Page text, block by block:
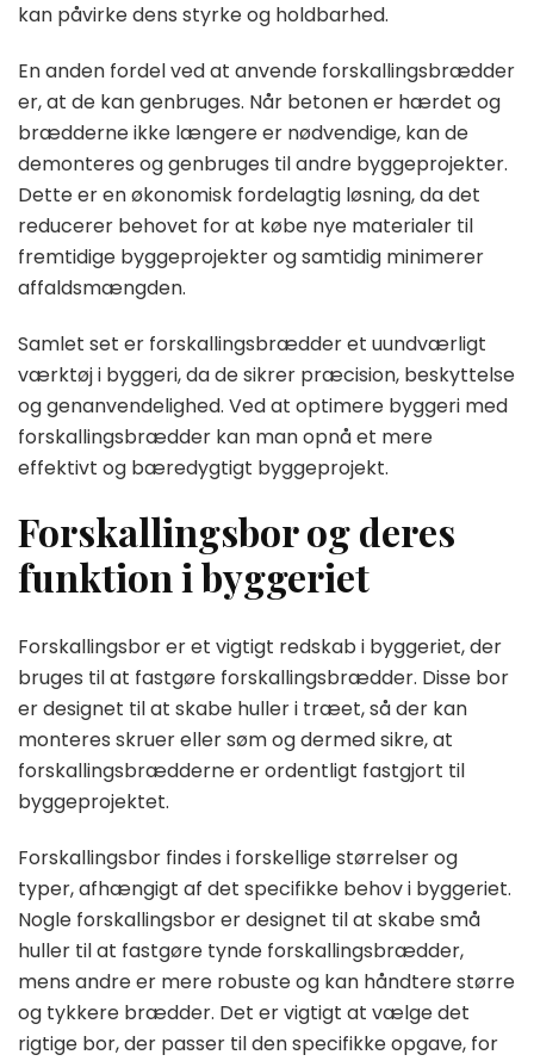
kan påvirke dens styrke og holdbarhed.
En anden fordel ved at anvende forskallingsbrædder
er, at de kan genbruges. Når betonen er hærdet og
brædderne ikke længere er nødvendige, kan de
demonteres og genbruges til andre byggeprojekter.
Dette er en økonomisk fordelagtig løsning, da det
reducerer behovet for at købe nye materialer til
fremtidige byggeprojekter og samtidig minimerer
affaldsmængden.
Samlet set er forskallingsbrædder et uundværligt
værktøj i byggeri, da de sikrer præcision, beskyttelse
og genanvendelighed. Ved at optimere byggeri med
forskallingsbrædder kan man opnå et mere
effektivt og bæredygtigt byggeprojekt.
Forskallingsbor og deres
funktion i byggeriet
Forskallingsbor er et vigtigt redskab i byggeriet, der
bruges til at fastgøre forskallingsbrædder. Disse bor
er designet til at skabe huller i træet, så der kan
monteres skruer eller søm og dermed sikre, at
forskallingsbrædderne er ordentligt fastgjort til
byggeprojektet.
Forskallingsbor findes i forskellige størrelser og
typer, afhængigt af det specifikke behov i byggeriet.
Nogle forskallingsbor er designet til at skabe små
huller til at fastgøre tynde forskallingsbrædder,
mens andre er mere robuste og kan håndtere større
og tykkere brædder. Det er vigtigt at vælge det
rigtige bor, der passer til den specifikke opgave, for